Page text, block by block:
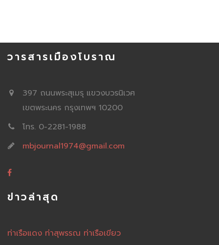
วารสารเมืองโบราณ
397 ถนนพระสุเมรุ แขวงบวรนิเวศ
เขตพระนคร กรุงเทพฯ 10200
โทร. 0-2281-1988
mbjournal1974@gmail.com
ข่าวล่าสุด
ท่าเรือแดง ท่าสุพรรณ ท่าเรือเขียว